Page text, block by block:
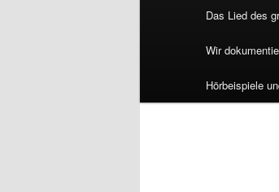
Das Lied des
Wir
Hörbeispiele